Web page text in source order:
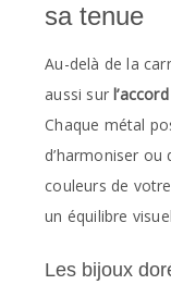
sa tenue
Au-delà de la
aussi sur
Chaque métal
d’harmoniser
couleurs de
un équilibre
Les bijoux